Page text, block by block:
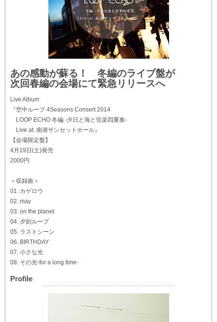
あの感動が蘇る！ 冬編のライブ盤が
次回春編の会場にて緊急リリースへ
Live Album
『空中ループ 4Seasons Consert 2014
LOOP ECHO 冬編 -夕日と海と弦楽四重奏-
Live at. 南港サンセットホール』
【会場限定盤】
4月19日(土)発売
2000円
＜収録曲＞
01. カゲロウ
02. may
03. on the planet
04. 夕刻ループ
05. ラストシーン
06. BIRTHDAY
07. 小さな光
08. その光-for a long time-
Profile